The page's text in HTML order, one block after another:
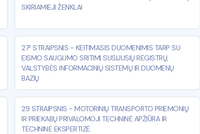
SKIRIAMIEJI ŽENKLAI
27² STRAIPSNIS - KEITIMASIS DUOMENIMIS TARP SU
EISMO SAUGUMO SRITIMI SUSIJUSIŲ REGISTRŲ,
VALSTYBĖS INFORMACINIŲ SISTEMŲ IR DUOMENŲ
BAZIŲ
29 STRAIPSNIS -MOTORINIŲ TRANSPORTO PRIEMONIŲ
IR PRIEKABŲ PRIVALOMOJI TECHNINĖ APŽIŪRA IR
TECHNINĖ EKSPERTIZĖ